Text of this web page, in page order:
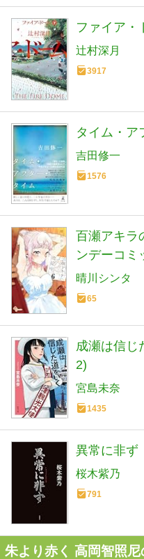
ファイア・
辻村深月
3917
タイム・ア
吉田修一
1576
百瀬アキラ
ンデーコミ
晴川シンタ
65
成瀬は信じ
2)
宮島未奈
1435
異常に非ず
桜木紫乃
791
朱より赤く 高岡智照